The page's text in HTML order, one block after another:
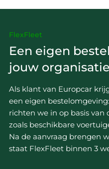
FlexFleet
Een eigen
jouw organisatie
Als klant van Europcar
een eigen bestelomgeving:
richten we in op basis van
zoals beschikbare
Na de aanvraag brengen
staat FlexFleet binnen 3